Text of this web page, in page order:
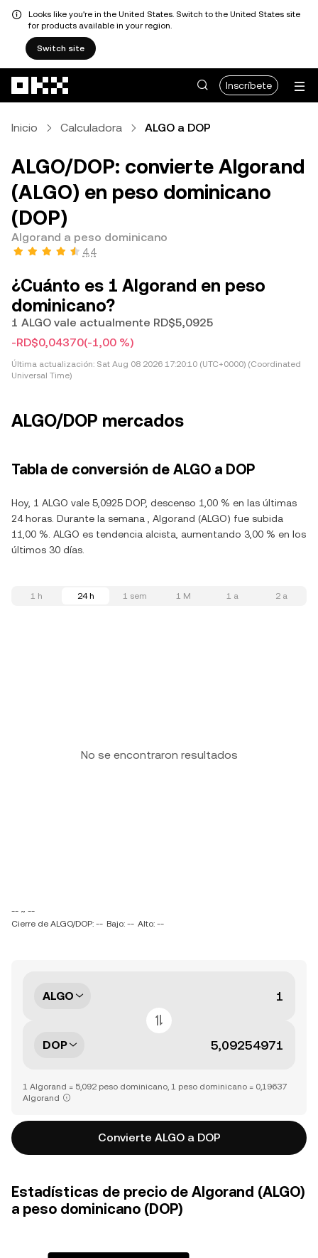
Looks like you're in the United States. Switch to the United States site
for products available in your region.
Switch site
Inscríbete
Inicio Calculadora ALGO a DOP
ALGO/DOP: convierte Algorand
(ALGO) en peso dominicano
(DOP)
Algorand a peso dominicano
4,4
¿Cuánto es 1 Algorand en peso
dominicano?
1 ALGO vale actualmente RD$5,0925
-RD$0,04370(-1,00 %)
Última actualización: Sat Aug 08 2026 17:20:10 (UTC+0000) (Coordinated
Universal Time)
ALGO/DOP mercados
Tabla de conversión de ALGO a DOP
Hoy, 1 ALGO vale 5,0925 DOP, descenso 1,00 % en las últimas
24 horas. Durante la semana , Algorand (ALGO) fue subida
11,00 %. ALGO es tendencia alcista, aumentando 3,00 % en los
últimos 30 días.
1 h 24 h 1 sem 1 M 1 a 2 a
No se encontraron resultados
-- ~ --
Cierre de ALGO/DOP: -- Bajo: -- Alto: --
ALGO
DOP
1 Algorand = 5,092 peso dominicano, 1 peso dominicano = 0,19637
Algorand
Convierte ALGO a DOP
Estadísticas de precio de Algorand (ALGO)
a peso dominicano (DOP)